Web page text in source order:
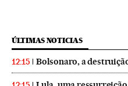
ÚLTIMAS NOTICIAS
12:15 Bolsonaro, a